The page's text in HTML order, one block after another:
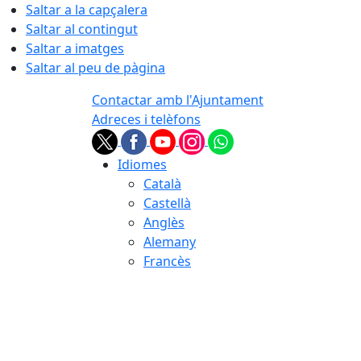
Saltar a la capçalera
Saltar al contingut
Saltar a imatges
Saltar al peu de pàgina
Contactar amb l'Ajuntament
Adreces i telèfons
Idiomes
Català
Castellà
Anglès
Alemany
Francès